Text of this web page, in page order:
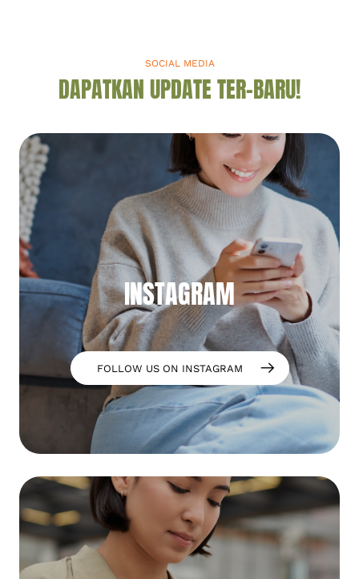
SOCIAL MEDIA
DAPATKAN UPDATE TER-BARU!
INSTAGRAM
FOLLOW US ON INSTAGRAM